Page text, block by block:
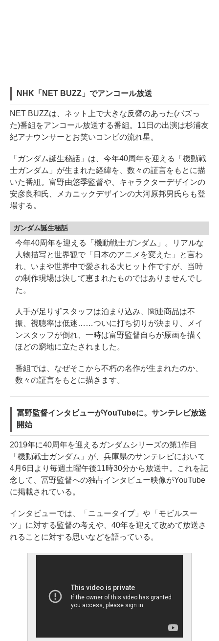
NHK「NET BUZZ」でアンコール放送
NET BUZZは、ネット上で大きな反響のあった(バズっ
た)番組をアンコール放送する番組。11日の出演は杉浦友
紀アナウンサーとお笑いコンビの流れ星。
「ガンダム誕生秘話」は、今年40周年を迎える「機動戦
士ガンダム」が生まれた経緯を、数々の証言をもとに描
いた番組。富野由悠季監督や、キャラクターデザインの
安彦良和氏、メカニックデザインの大河原邦男氏らも登
場する。
ガンダム誕生秘話
今年40周年を迎える「機動戦士ガンダム」。リアルな
人物描写と世界観で「日本のアニメを変えた」と言わ
れ、いまや世界中で愛される大ヒット作ですが、当時
の制作現場は決して恵まれたものではありませんでし
た。
人手が足りずスタッフは泊まり込み、関連商品は不
振、視聴率は低迷……ついに打ち切りが決まり、メイ
ンスタッフが倒れ、一時は富野監督自らが原画を描く
ほどの窮地に立たされました。
番組では、なぜそこから不朽の名作が生まれたのか、
数々の証言をもとに描きます。
冨野監督インタビューがYouTubeに。サンテレビ放送
開始
2019年に40周年を迎えるガンダムシリーズの第1作目
「機動戦士ガンダム」が、兵庫県のサンテレビにおいて
4月6日より毎週土曜午後11時30分から放送中。これを記
念して、冨野監督への独占インタビュー映像がYouTube
に掲載されている。
インタビューでは、「ニュータイプ」や「モビルスー
ツ」に対する監督の考えや、40年を迎えて改めて放送さ
れることに対する思いなどを語っている。